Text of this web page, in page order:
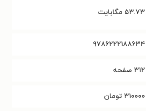
۵۳.۷۳ مگابایت
۹۷۸۶۲۲۲۱۸۸۶۳۴
۳۱۲ صفحه
۳۱۰۰۰۰ تومان